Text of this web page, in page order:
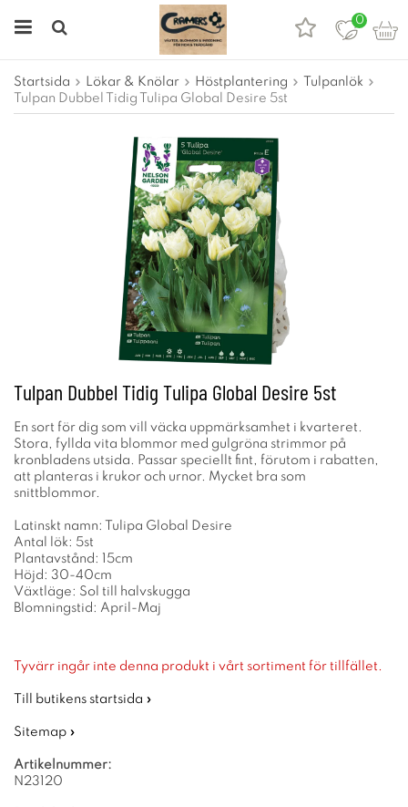
0
Startsida Lökar & Knölar Höstplantering
Tulpanlök
Tulpan Dubbel Tidig Tulipa Global Desire 5st
Tulpan Dubbel Tidig Tulipa Global Desire 5st
En sort för dig som vill väcka uppmärksamhet i kvarteret.
Stora, fyllda vita blommor med gulgröna strimmor på
kronbladens utsida. Passar speciellt fint, förutom i rabatten,
att planteras i krukor och urnor. Mycket bra som
snittblommor.
Latinskt namn: Tulipa Global Desire
Antal lök: 5st
Plantavstånd: 15cm
Höjd: 30-40cm
Växtläge: Sol till halvskugga
Blomningstid: April-Maj
Tyvärr ingår inte denna produkt i vårt sortiment för tillfället.
Till butikens startsida »
Sitemap »
Artikelnummer:
N23120